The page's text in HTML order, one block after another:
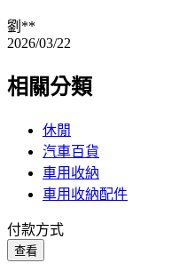
劉**
2026/03/22
相關分類
休閒
汽車百貨
車用收納
車用收納配件
付款方式
查看